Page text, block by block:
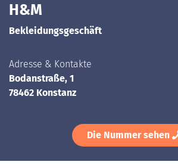
H&M
Bekleidungsgeschäft
Adresse & Kontakte
Bodanstraße, 1
78462 Konstanz
Die Nummer sehen